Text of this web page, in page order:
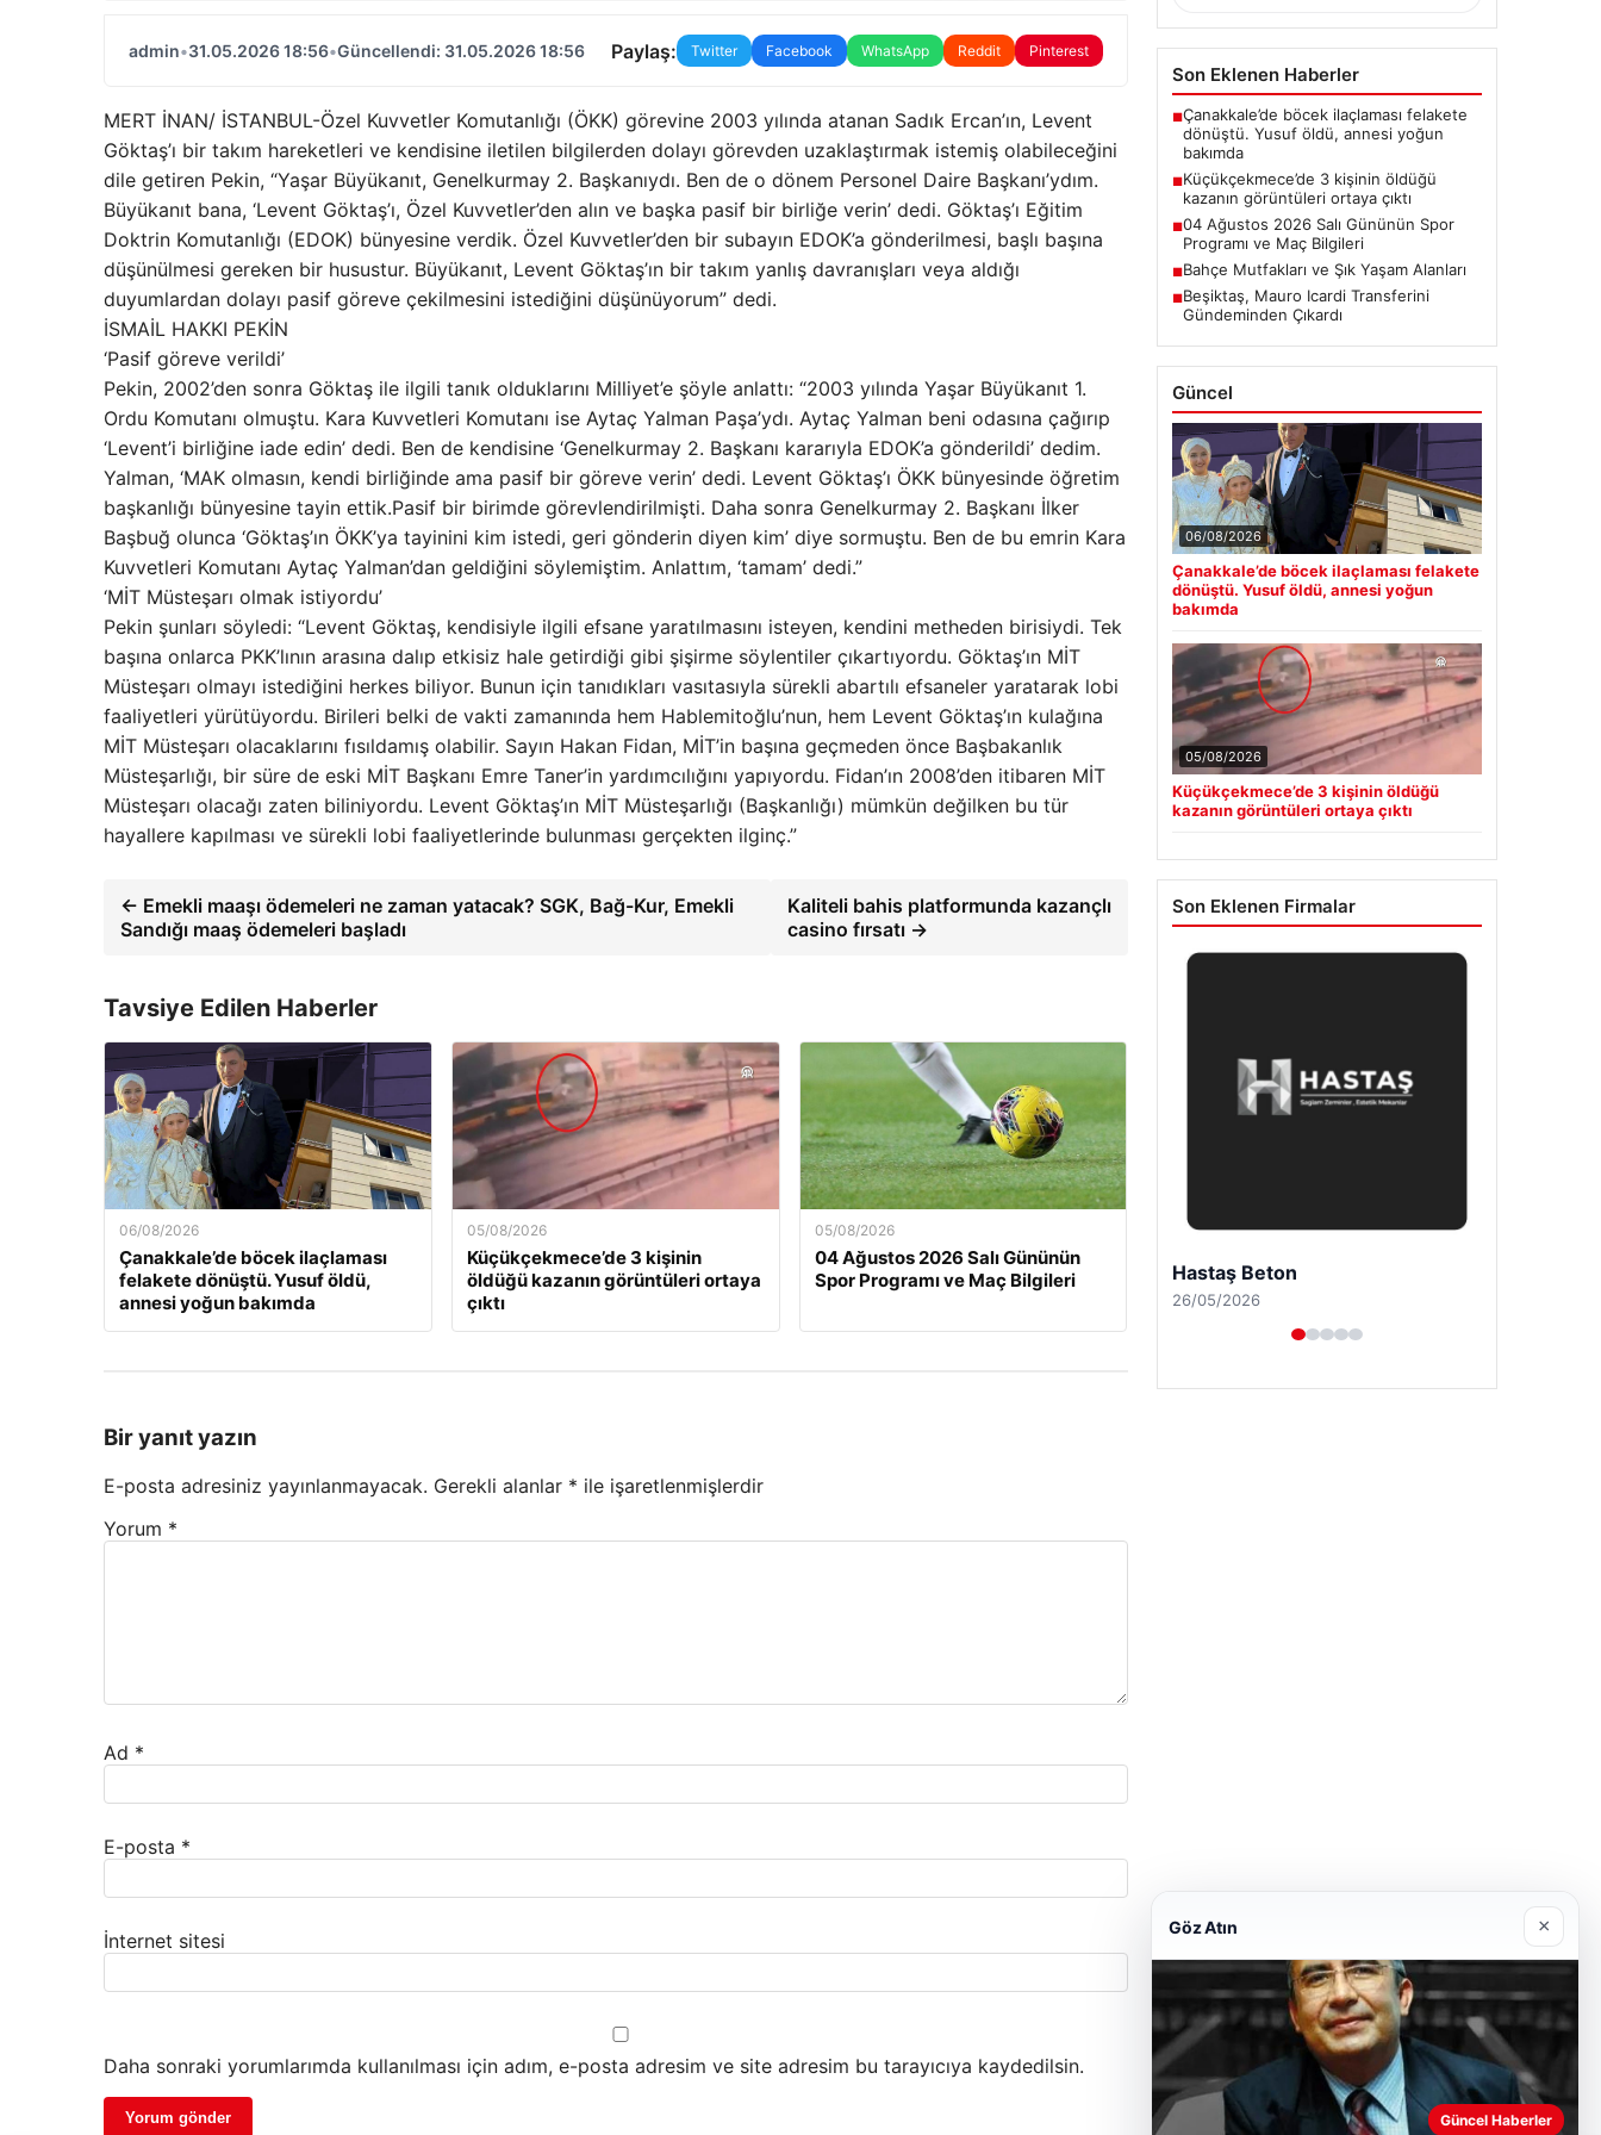
admin•31.05.2026 18:56•Güncellendi: 31.05.2026 18:56 Paylaş: Twitter Facebook WhatsApp Reddit Pinterest
MERT İNAN/ İSTANBUL-Özel Kuvvetler Komutanlığı (ÖKK) görevine 2003 yılında atanan Sadık Ercan’ın, Levent
Göktaş’ı bir takım hareketleri ve kendisine iletilen bilgilerden dolayı görevden uzaklaştırmak istemiş olabileceğini
dile getiren Pekin, “Yaşar Büyükanıt, Genelkurmay 2. Başkanıydı. Ben de o dönem Personel Daire Başkanı’ydım.
Büyükanıt bana, ‘Levent Göktaş’ı, Özel Kuvvetler’den alın ve başka pasif bir birliğe verin’ dedi. Göktaş’ı Eğitim
Doktrin Komutanlığı (EDOK) bünyesine verdik. Özel Kuvvetler’den bir subayın EDOK’a gönderilmesi, başlı başına
düşünülmesi gereken bir husustur. Büyükanıt, Levent Göktaş’ın bir takım yanlış davranışları veya aldığı
duyumlardan dolayı pasif göreve çekilmesini istediğini düşünüyorum” dedi.
İSMAİL HAKKI PEKİN
‘Pasif göreve verildi’
Pekin, 2002’den sonra Göktaş ile ilgili tanık olduklarını Milliyet’e şöyle anlattı: “2003 yılında Yaşar Büyükanıt 1.
Ordu Komutanı olmuştu. Kara Kuvvetleri Komutanı ise Aytaç Yalman Paşa’ydı. Aytaç Yalman beni odasına çağırıp
‘Levent’i birliğine iade edin’ dedi. Ben de kendisine ‘Genelkurmay 2. Başkanı kararıyla EDOK’a gönderildi’ dedim.
Yalman, ‘MAK olmasın, kendi birliğinde ama pasif bir göreve verin’ dedi. Levent Göktaş’ı ÖKK bünyesinde öğretim
başkanlığı bünyesine tayin ettik.Pasif bir birimde görevlendirilmişti. Daha sonra Genelkurmay 2. Başkanı İlker
Başbuğ olunca ‘Göktaş’ın ÖKK’ya tayinini kim istedi, geri gönderin diyen kim’ diye sormuştu. Ben de bu emrin Kara
Kuvvetleri Komutanı Aytaç Yalman’dan geldiğini söylemiştim. Anlattım, ‘tamam’ dedi.”
‘MİT Müsteşarı olmak istiyordu’
Pekin şunları söyledi: “Levent Göktaş, kendisiyle ilgili efsane yaratılmasını isteyen, kendini metheden birisiydi. Tek
başına onlarca PKK’lının arasına dalıp etkisiz hale getirdiği gibi şişirme söylentiler çıkartıyordu. Göktaş’ın MİT
Müsteşarı olmayı istediğini herkes biliyor. Bunun için tanıdıkları vasıtasıyla sürekli abartılı efsaneler yaratarak lobi
faaliyetleri yürütüyordu. Birileri belki de vakti zamanında hem Hablemitoğlu’nun, hem Levent Göktaş’ın kulağına
MİT Müsteşarı olacaklarını fısıldamış olabilir. Sayın Hakan Fidan, MİT’in başına geçmeden önce Başbakanlık
Müsteşarlığı, bir süre de eski MİT Başkanı Emre Taner’in yardımcılığını yapıyordu. Fidan’ın 2008’den itibaren MİT
Müsteşarı olacağı zaten biliniyordu. Levent Göktaş’ın MİT Müsteşarlığı (Başkanlığı) mümkün değilken bu tür
hayallere kapılması ve sürekli lobi faaliyetlerinde bulunması gerçekten ilginç.”
← Emekli maaşı ödemeleri ne zaman yatacak? SGK, Bağ-Kur, Emekli
Sandığı maaş ödemeleri başladı
Kaliteli bahis platformunda kazançlı
casino fırsatı →
Tavsiye Edilen Haberler
06/08/2026
Çanakkale’de böcek ilaçlaması
felakete dönüştü. Yusuf öldü,
annesi yoğun bakımda
05/08/2026
Küçükçekmece’de 3 kişinin
öldüğü kazanın görüntüleri ortaya
çıktı
05/08/2026
04 Ağustos 2026 Salı Gününün
Spor Programı ve Maç Bilgileri
Bir yanıt yazın
E-posta adresiniz yayınlanmayacak. Gerekli alanlar * ile işaretlenmişlerdir
Yorum *
Ad *
E-posta *
İnternet sitesi
Daha sonraki yorumlarımda kullanılması için adım, e-posta adresim ve site adresim bu tarayıcıya kaydedilsin.
Son Eklenen Haberler
■Çanakkale’de böcek ilaçlaması felakete
dönüştü. Yusuf öldü, annesi yoğun
bakımda
■Küçükçekmece’de 3 kişinin öldüğü
kazanın görüntüleri ortaya çıktı
■04 Ağustos 2026 Salı Gününün Spor
Programı ve Maç Bilgileri
■Bahçe Mutfakları ve Şık Yaşam Alanları
■Beşiktaş, Mauro Icardi Transferini
Gündeminden Çıkardı
Güncel
06/08/2026
Çanakkale’de böcek ilaçlaması felakete
dönüştü. Yusuf öldü, annesi yoğun
bakımda
05/08/2026
Küçükçekmece’de 3 kişinin öldüğü
kazanın görüntüleri ortaya çıktı
Son Eklenen Firmalar
Prenses Night Club
29/04/2026
Göz Atın ×
Güncel Haberler